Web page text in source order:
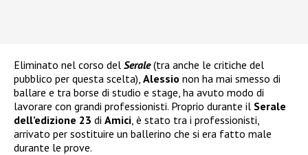
Eliminato nel corso del Serale(tra anche le critiche del
pubblico per questa scelta), Alessio non ha mai smesso di
ballare e tra borse di studio e stage, ha avuto modo di
lavorare con grandi professionisti. Proprio durante il Serale
dell’edizione 23 di Amici , è stato tra i professionisti,
arrivato per sostituire un ballerino che si era fatto male
durante le prove.